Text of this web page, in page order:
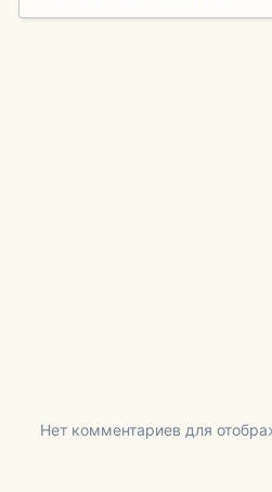
Нет комментариев для